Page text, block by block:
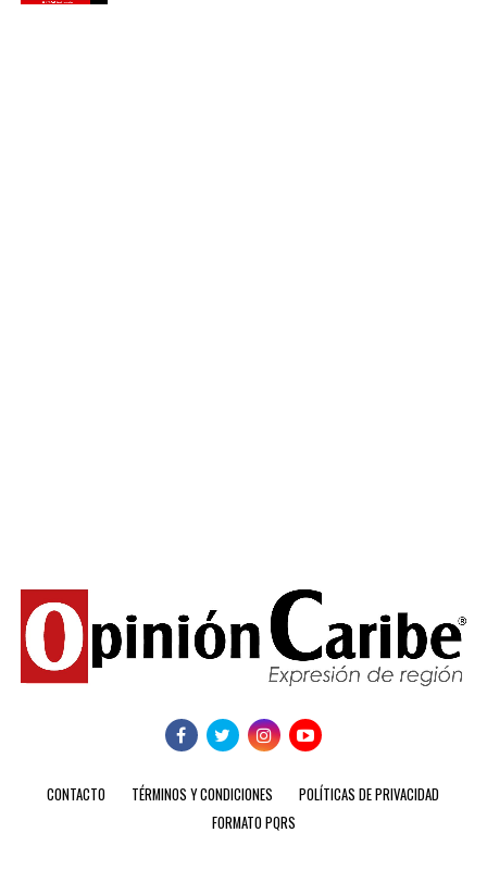
CONTACTO TÉRMINOS Y CONDICIONES
POLÍTICAS DE PRIVACIDAD
FORMATO PQRS